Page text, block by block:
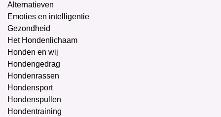
Alternatieven
Emoties en intelligentie
Gezondheid
Het Hondenlichaam
Honden en wij
Hondengedrag
Hondenrassen
Hondensport
Hondenspullen
Hondentraining